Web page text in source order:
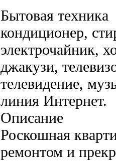
Бытовая техника
кондиционер,
электрочайник,
джакузи,
телевидение,
линия Интернет.
Описание
Роскошная
ремонтом и